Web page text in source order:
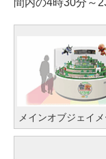
間内の4時30分～
メインオブジェイ